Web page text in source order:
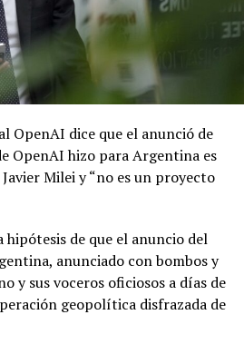
OpenAI dice que el anunció de
OpenAI hizo para Argentina es
Milei y “no es un proyecto
de que el anuncio del
anunciado con bombos y
y sus voceros oficiosos a días de
geopolítica disfrazada de